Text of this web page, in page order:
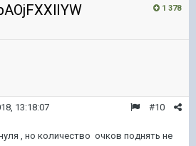
1 378
#10
13:18:07
, но количество очков поднять не